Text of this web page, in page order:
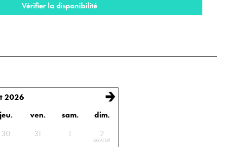
Vérifier la disponibilité
2026
les dates de début et de fin de location
jeu. ven. sam.
dim.
30 31 1 2
GRATUIT